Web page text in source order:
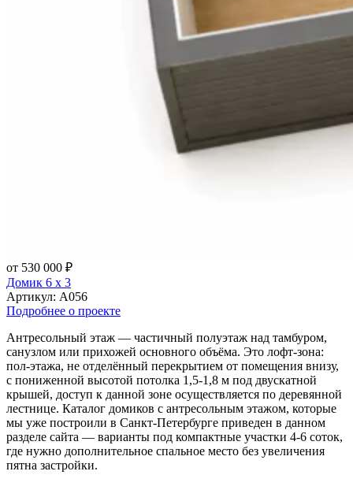
от 530 000 ₽
Домик 6 х 3
Артикул: А056
Подробнее о проекте
Антресольный этаж — частичный полуэтаж над тамбуром,
санузлом или прихожей основного объёма. Это лофт-зона:
пол-этажа, не отделённый перекрытием от помещения внизу,
с пониженной высотой потолка 1,5-1,8 м под двускатной
крышей, доступ к данной зоне осуществляется по деревянной
лестнице. Каталог домиков с антресольным этажом, которые
мы уже построили в Санкт-Петербурге приведен в данном
разделе сайта — варианты под компактные участки 4-6 соток,
где нужно дополнительное спальное место без увеличения
пятна застройки.